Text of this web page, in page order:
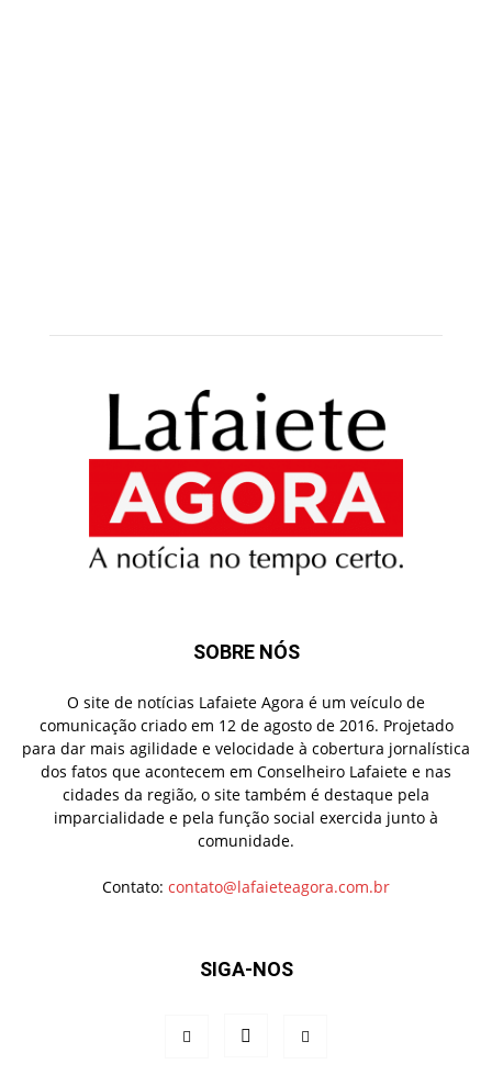
SOBRE NÓS
O site de notícias Lafaiete Agora é um veículo de
comunicação criado em 12 de agosto de 2016. Projetado
para dar mais agilidade e velocidade à cobertura jornalística
dos fatos que acontecem em Conselheiro Lafaiete e nas
cidades da região, o site também é destaque pela
imparcialidade e pela função social exercida junto à
comunidade.
Contato: contato@lafaieteagora.com.br
SIGA-NOS